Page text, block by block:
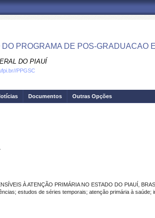
PROGRAMA DE POS-GRADUACAO
DO PIAUÍ
PPGSC
Documentos Outras Opções
À ATENÇÃO PRIMÁRIA NO ESTADO DO PIAUÍ,
estudos de séries temporais; atenção primária à saúde;